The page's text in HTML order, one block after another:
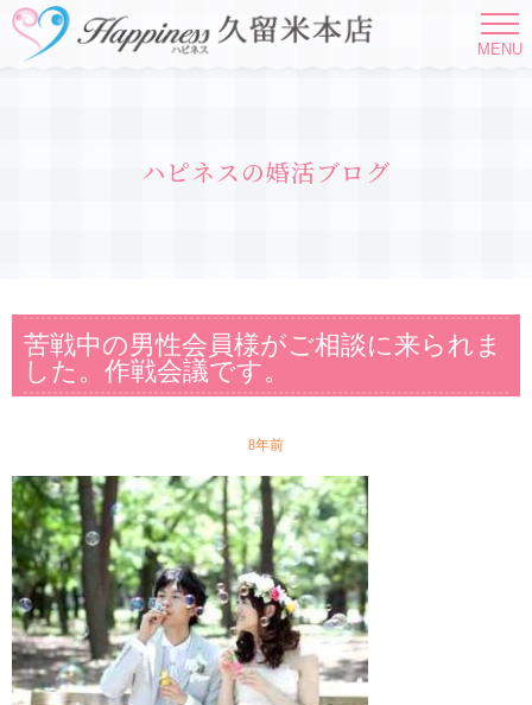
MENU
ハピネスの婚活ブログ
苦戦中の男性会員様がご相談に来られま
した。作戦会議です。
8年前